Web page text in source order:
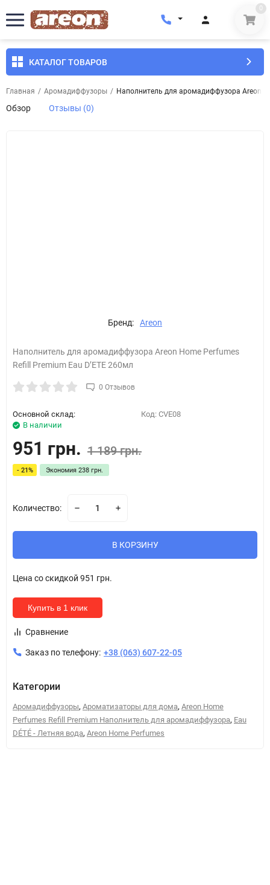
0
КАТАЛОГ ТОВАРОВ
Главная / Аромадиффузоры / Наполнитель для аромадиффузора Areon
Обзор Отзывы (0)
Бренд: Areon
Наполнитель для аромадиффузора Areon Home Perfumes
Refill Premium Eau D’ETE 260мл
0 Отзывов
Основной склад:
В наличии
Код: CVE08
951 грн. 1 189 грн.
- 21% Экономия 238 грн.
Количество:
В КОРЗИНУ
Цена со скидкой 951 грн.
Купить в 1 клик
Сравнение
Заказ по телефону: +38 (063) 607-22-05
Категории
Аромадиффузоры, Ароматизаторы для дома, Areon Home
Perfumes Refill Premium Наполнитель для аромадиффузора, Eau
DÉTÉ - Летняя вода, Areon Home Perfumes